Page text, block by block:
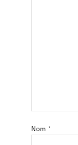
Nom *